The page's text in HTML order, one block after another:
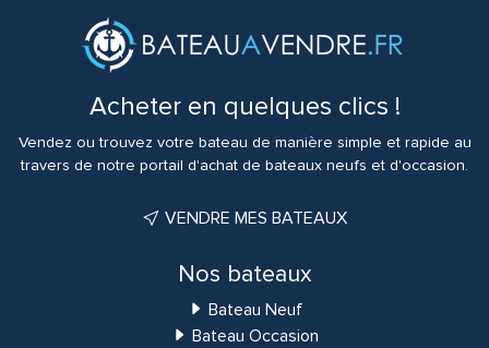
Acheter en quelques clics !
Vendez ou trouvez votre bateau de manière simple et rapide au
travers de notre portail d'achat de bateaux neufs et d'occasion.
VENDRE MES BATEAUX
Nos bateaux
Bateau Neuf
Bateau Occasion